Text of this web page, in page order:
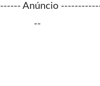
Anúncio
--